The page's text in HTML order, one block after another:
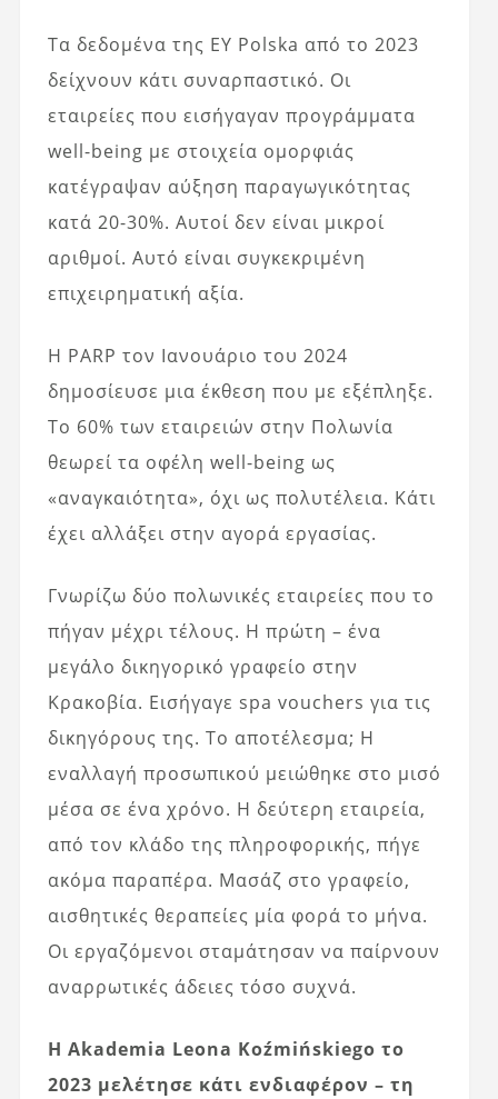
Τα δεδομένα της EY Polska από το 2023
δείχνουν κάτι συναρπαστικό. Οι
εταιρείες που εισήγαγαν προγράμματα
well-being με στοιχεία ομορφιάς
κατέγραψαν αύξηση παραγωγικότητας
κατά 20-30%. Αυτοί δεν είναι μικροί
αριθμοί. Αυτό είναι συγκεκριμένη
επιχειρηματική αξία.
Η PARP τον Ιανουάριο του 2024
δημοσίευσε μια έκθεση που με εξέπληξε.
Το 60% των εταιρειών στην Πολωνία
θεωρεί τα οφέλη well-being ως
«αναγκαιότητα», όχι ως πολυτέλεια. Κάτι
έχει αλλάξει στην αγορά εργασίας.
Γνωρίζω δύο πολωνικές εταιρείες που το
πήγαν μέχρι τέλους. Η πρώτη – ένα
μεγάλο δικηγορικό γραφείο στην
Κρακοβία. Εισήγαγε spa vouchers για τις
δικηγόρους της. Το αποτέλεσμα; Η
εναλλαγή προσωπικού μειώθηκε στο μισό
μέσα σε ένα χρόνο. Η δεύτερη εταιρεία,
από τον κλάδο της πληροφορικής, πήγε
ακόμα παραπέρα. Μασάζ στο γραφείο,
αισθητικές θεραπείες μία φορά το μήνα.
Οι εργαζόμενοι σταμάτησαν να παίρνουν
αναρρωτικές άδειες τόσο συχνά.
Η Akademia Leona Koźmińskiego το
2023 μελέτησε κάτι ενδιαφέρον – τη